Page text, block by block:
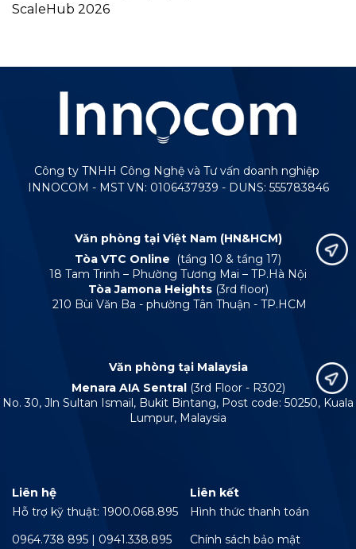
ScaleHub 2026
Công ty TNHH Công Nghệ và Tư vấn doanh nghiệp
INNOCOM - MST VN: 0106437939 - DUNS: 555783846
Văn phòng tại Việt Nam (HN&HCM)
Tòa VTC Online
(tầng 10 & tầng 17)
18 Tam Trinh – Phường Tương Mai – TP.Hà Nội
Tòa Jamona Heights (3rd floor)
210 Bùi Văn Ba - phường Tân Thuận - TP.HCM
Văn phòng tại Malaysia
Menara AIA Sentral (3rd Floor - R302)
No. 30, Jln Sultan Ismail, Bukit Bintang, Post code: 50250, Kuala
Lumpur, Malaysia
Liên hệ
Hỗ trợ kỹ thuật: 1900.068.895
0964.738 895 | 0941.338.895
Liên kết
Hình thức thanh toán
Chính sách bảo mật